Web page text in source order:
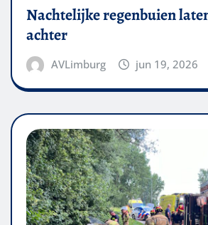
Nachtelijke regenbuien
achter
AVLimburg jun 19, 2026